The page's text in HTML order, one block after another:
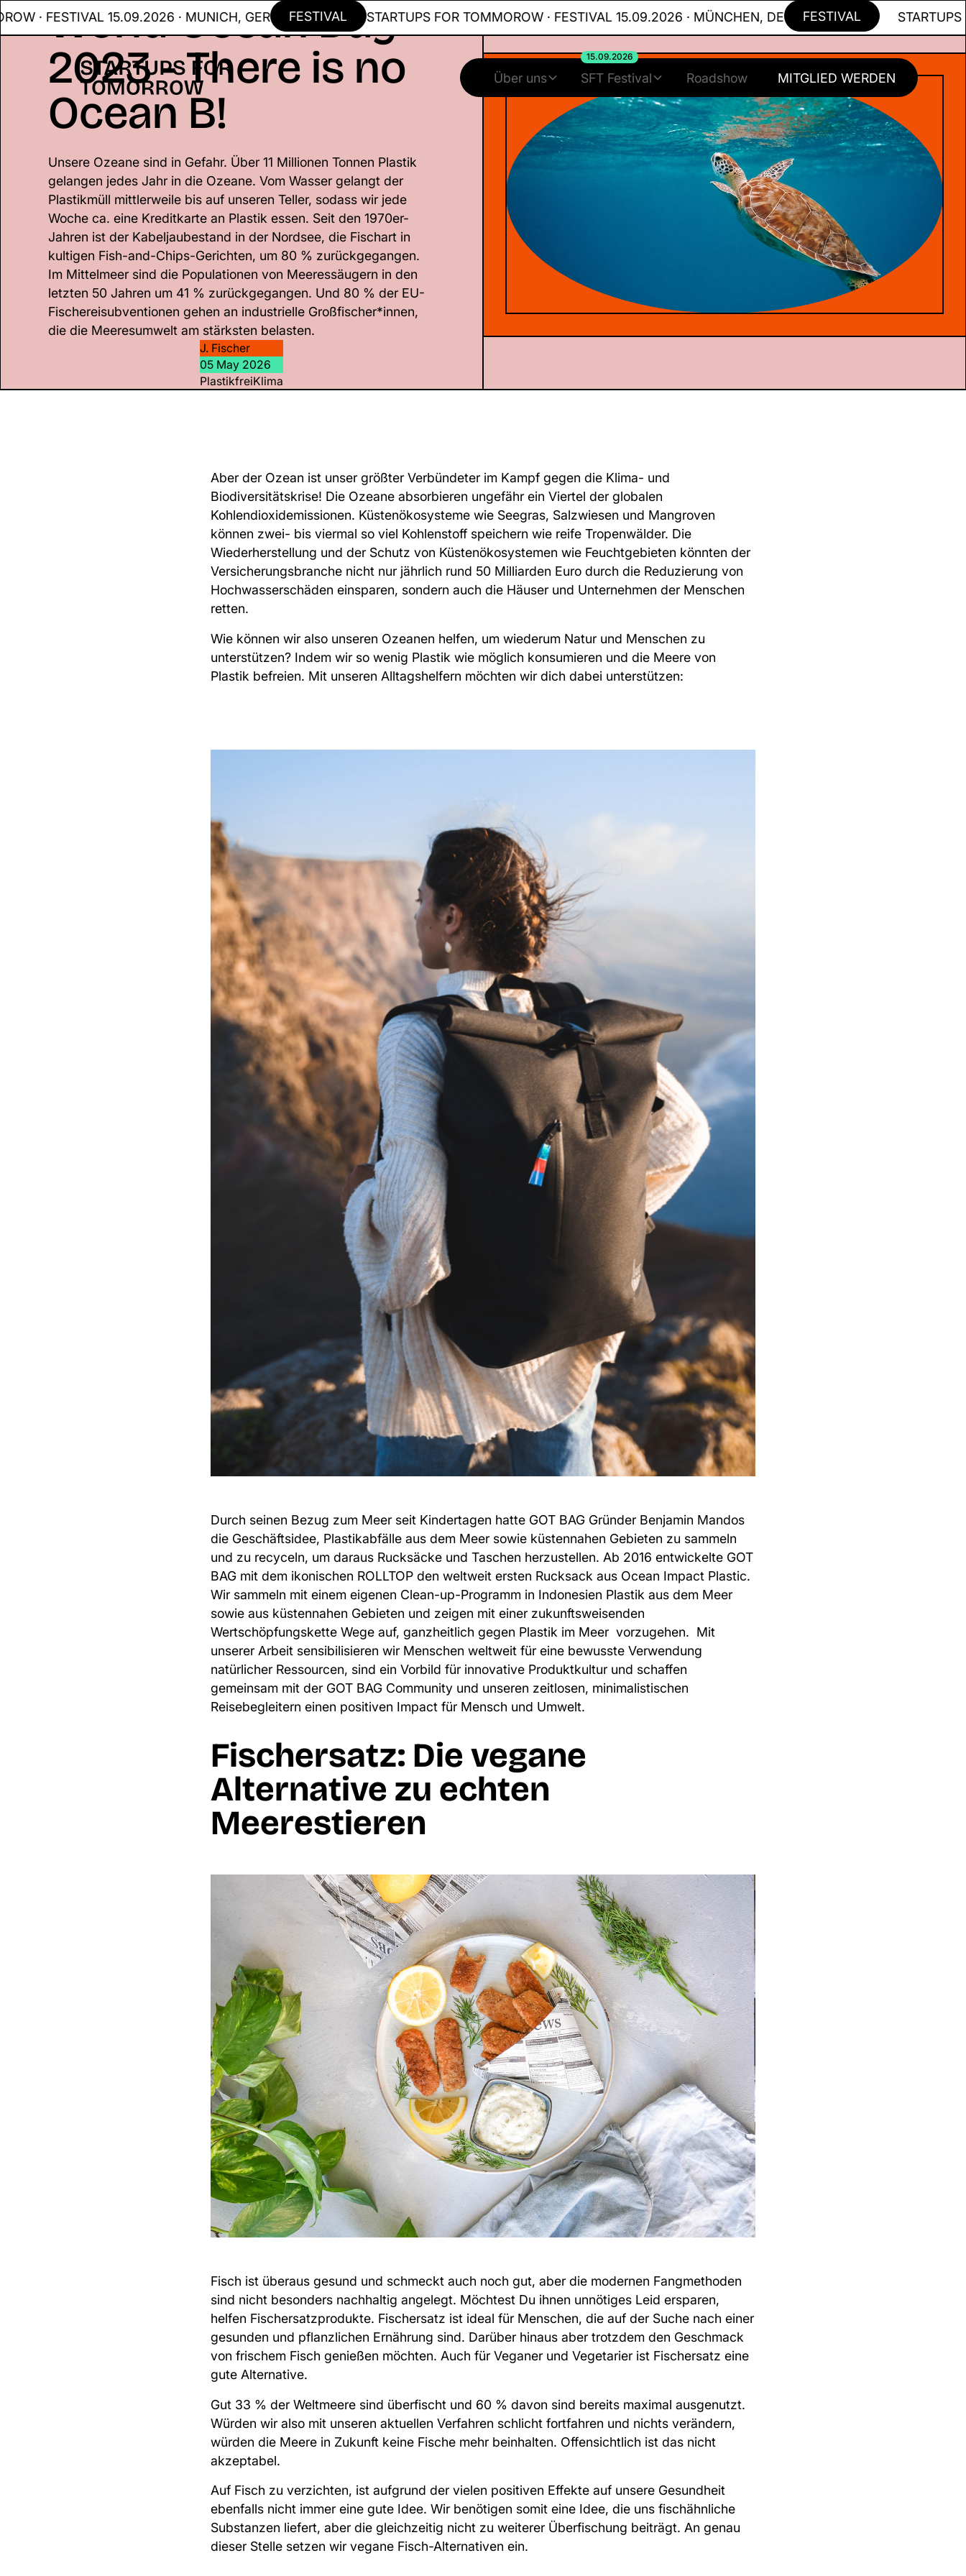
15.09.2026 · MUNICH, GER FESTIVAL STARTUPS FOR TOMMOROW · FESTIVAL 15.09.2026 · MÜNCHEN, DE FESTIVAL STARTUPS FOR
Über uns SFT Festival
15.09.2026
Roadshow MITGLIED WERDEN
World Ocean Day
2023 - There is no
Ocean B!
Unsere Ozeane sind in Gefahr. Über 11 Millionen Tonnen Plastik
gelangen jedes Jahr in die Ozeane. Vom Wasser gelangt der
Plastikmüll mittlerweile bis auf unseren Teller, sodass wir jede
Woche ca. eine Kreditkarte an Plastik essen. Seit den 1970er-
Jahren ist der Kabeljaubestand in der Nordsee, die Fischart in
kultigen Fish-and-Chips-Gerichten, um 80 % zurückgegangen.
Im Mittelmeer sind die Populationen von Meeressäugern in den
letzten 50 Jahren um 41 % zurückgegangen. Und 80 % der EU-
Fischereisubventionen gehen an industrielle Großfischer*innen,
die die Meeresumwelt am stärksten belasten.
J. Fischer
05 May 2026
PlastikfreiKlima
Aber der Ozean ist unser größter Verbündeter im Kampf gegen die Klima- und
Biodiversitätskrise! Die Ozeane absorbieren ungefähr ein Viertel der globalen
Kohlendioxidemissionen. Küstenökosysteme wie Seegras, Salzwiesen und Mangroven
können zwei- bis viermal so viel Kohlenstoff speichern wie reife Tropenwälder. Die
Wiederherstellung und der Schutz von Küstenökosystemen wie Feuchtgebieten könnten der
Versicherungsbranche nicht nur jährlich rund 50 Milliarden Euro durch die Reduzierung von
Hochwasserschäden einsparen, sondern auch die Häuser und Unternehmen der Menschen
retten.
Wie können wir also unseren Ozeanen helfen, um wiederum Natur und Menschen zu
unterstützen? Indem wir so wenig Plastik wie möglich konsumieren und die Meere von
Plastik befreien. Mit unseren Alltagshelfern möchten wir dich dabei unterstützen:
Durch seinen Bezug zum Meer seit Kindertagen hatte GOT BAGGründer Benjamin Mandos
die Geschäftsidee, Plastikabfälle aus dem Meer sowie küstennahen Gebieten zu sammeln
und zu recyceln, um daraus Rucksäcke und Taschen herzustellen. Ab 2016 entwickelte GOT
BAG mit dem ikonischen ROLLTOPden weltweit ersten Rucksack aus Ocean Impact Plastic.
Wir sammeln mit einem eigenen Clean-up-Programm in Indonesien Plastik aus dem Meer
sowie aus küstennahen Gebieten und zeigen mit einer zukunftsweisenden
Wertschöpfungskette Wege auf, ganzheitlich gegen Plastik im Meer vorzugehen. Mit
unserer Arbeit sensibilisieren wir Menschen weltweit für eine bewusste Verwendung
natürlicher Ressourcen, sind ein Vorbild für innovative Produktkultur und schaffen
gemeinsam mit der GOT BAG Community und unseren zeitlosen, minimalistischen
Reisebegleitern einen positiven Impact für Mensch und Umwelt.
Fischersatz: Die vegane
Alternative zu echten
Meerestieren
Fisch ist überaus gesund und schmeckt auch noch gut, aber die modernen Fangmethoden
sind nicht besonders nachhaltig angelegt. Möchtest Du ihnen unnötiges Leid ersparen,
helfen Fischersatzprodukte. Fischersatz ist ideal für Menschen, die auf der Suche nach einer
gesunden und pflanzlichen Ernährung sind. Darüber hinaus aber trotzdem den Geschmack
von frischem Fisch genießen möchten. Auch für Veganer und Vegetarier ist Fischersatz eine
gute Alternative.
Gut 33 % der Weltmeere sind überfischtund 60 % davon sind bereits maximal ausgenutzt.
Würden wir also mit unseren aktuellen Verfahren schlicht fortfahren und nichts verändern,
würden die Meere in Zukunft keine Fische mehr beinhalten. Offensichtlich ist das nicht
akzeptabel.
Auf Fisch zu verzichten, ist aufgrund der vielen positiven Effekte auf unsere Gesundheit
ebenfalls nicht immer eine gute Idee. Wir benötigen somit eine Idee, die uns fischähnliche
Substanzen liefert, aber die gleichzeitig nicht zu weiterer Überfischung beiträgt. An genau
dieser Stelle setzen wir vegane Fisch-Alternativen ein.